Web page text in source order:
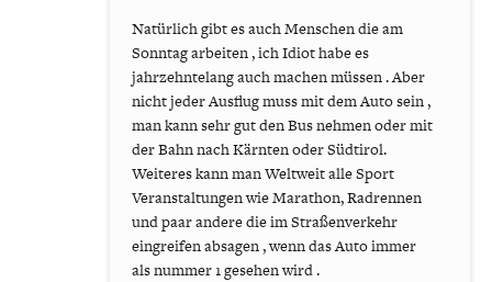
Natürlich gibt es auch Menschen die am
Sonntag arbeiten , ich Idiot habe es
jahrzehntelang auch machen müssen . Aber
nicht jeder Ausflug muss mit dem Auto sein ,
man kann sehr gut den Bus nehmen oder mit
der Bahn nach Kärnten oder Südtirol.
Weiteres kann man Weltweit alle Sport
Veranstaltungen wie Marathon, Radrennen
und paar andere die im Straßenverkehr
eingreifen absagen , wenn das Auto immer
als nummer 1 gesehen wird .